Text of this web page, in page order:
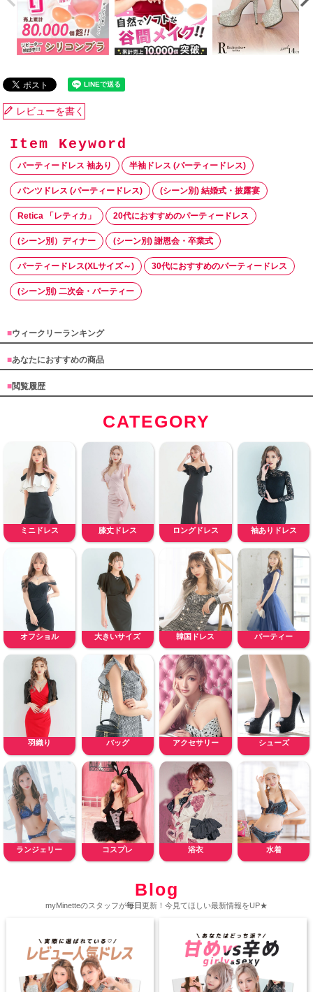
レビューを書く
パーティードレス 袖あり 半袖ドレス (パーティードレス)
パンツドレス (パーティードレス) (シーン別) 結婚式・披露宴
Retica 「レティカ」 20代におすすめのパーティードレス
(シーン別）ディナー (シーン別) 謝恩会・卒業式
パーティードレス(XLサイズ～) 30代におすすめのパーティードレス
(シーン別) 二次会・パーティー
■ウィークリーランキング
■あなたにおすすめの商品
■閲覧履歴
CATEGORY
ミニドレス 膝丈ドレス ロングドレス 袖ありドレス
オフショル 大きいサイズ 韓国ドレス パーティー
羽織り バッグ アクセサリー シューズ
ランジェリー コスプレ 浴衣 水着
Blog
myMinetteのスタッフが毎日更新！今見てほしい最新情報をUP★